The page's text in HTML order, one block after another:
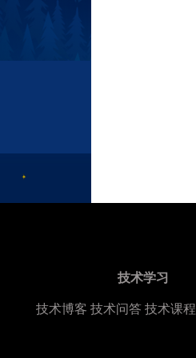
技术学习
技术博客 技术问答技术课程